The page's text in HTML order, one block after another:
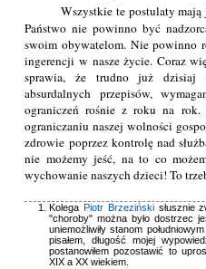
Wszystkie te postulaty
Państwo nie powinno być
swoim obywatelom. Nie powinno
ingerencji w nasze życie. Coraz
sprawia, że trudno już
absurdalnych przepisów,
ograniczeń rośnie z roku na rok.
ograniczaniu naszej wolności
zdrowie poprzez kontrolę nad
nie możemy jeść, na to co
wychowanie naszych dzieci! To
Kolega Piotr Brzezińskisłusznie
"choroby" można było dostrzec
uniemożliwiły stanom
pisałem, długość mojej
postanowiłem pozostawić to
XIX a XX wiekiem.